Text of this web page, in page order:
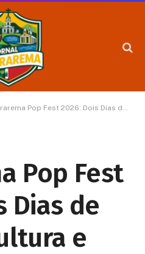
Pop Fest 2026: Dois Dias de Música, Cultura e Experiências Únicas
Pop Fest
Dias de
e